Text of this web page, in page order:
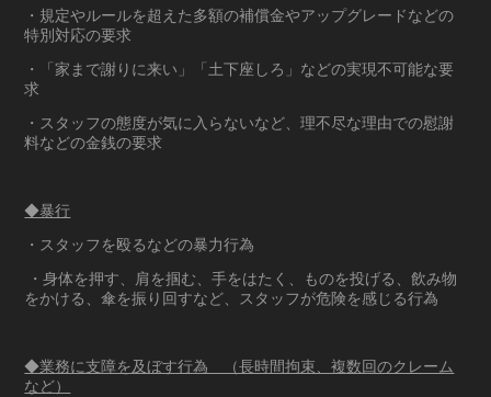
・規定やルールを超えた多額の補償金やアップグレードなどの
特別対応の要求
・「家まで謝りに来い」「土下座しろ」などの実現不可能な要
求
・スタッフの態度が気に入らないなど、理不尽な理由での慰謝
料などの金銭の要求
◆暴行
・スタッフを殴るなどの暴力行為
・身体を押す、肩を掴む、手をはたく、ものを投げる、飲み物
をかける、傘を振り回すなど、スタッフが危険を感じる行為
◆業務に支障を及ぼす行為 （長時間拘束、複数回のクレーム
など）